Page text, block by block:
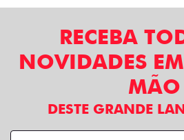
RECEBA
NOVIDADES
MÃO
DESTE GRANDE